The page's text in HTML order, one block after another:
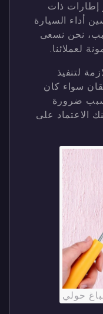
إطارات ذات
أداء السيارة
نحن نسعى
لعملائنا.
لتنفيذ
سواء كان
ضرورة
الاعتماد على
حولي